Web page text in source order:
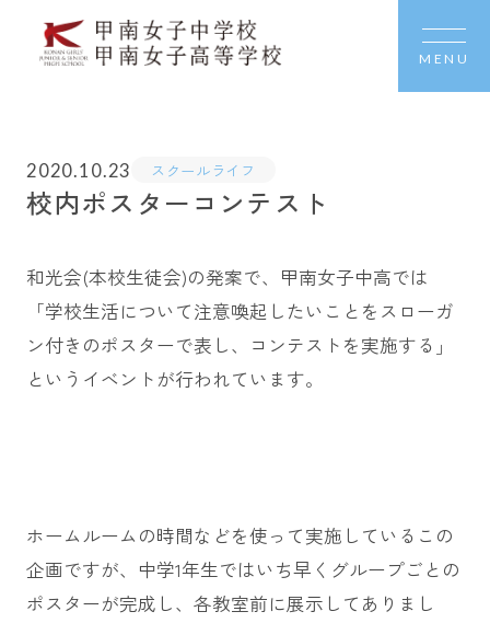
MENU
2020.10.23 スクールライフ
校内ポスターコンテスト
和光会(本校生徒会)の発案で、甲南女子中高では
「学校生活について注意喚起したいことをスローガ
ン付きのポスターで表し、コンテストを実施する」
というイベントが行われています。
ホームルームの時間などを使って実施しているこの
企画ですが、中学1年生ではいち早くグループごとの
ポスターが完成し、各教室前に展示してありまし